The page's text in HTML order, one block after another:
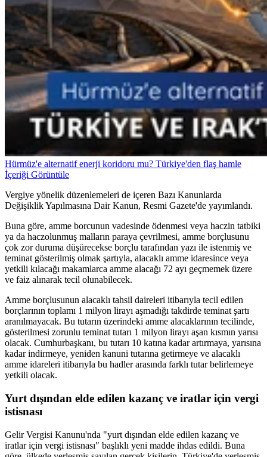
Hürmüz'e alternatif enerji koridoru mu? Türkiye'den flaş hamle
İçeriği Görüntüle
Vergiye yönelik düzenlemeleri de içeren Bazı Kanunlarda
Değişiklik Yapılmasına Dair Kanun, Resmi Gazete'de yayımlandı.
Buna göre, amme borcunun vadesinde ödenmesi veya haczin tatbiki
ya da haczolunmuş malların paraya çevrilmesi, amme borçlusunu
çok zor duruma düşürecekse borçlu tarafından yazı ile istenmiş ve
teminat gösterilmiş olmak şartıyla, alacaklı amme idaresince veya
yetkili kılacağı makamlarca amme alacağı 72 ayı geçmemek üzere
ve faiz alınarak tecil olunabilecek.
Amme borçlusunun alacaklı tahsil daireleri itibarıyla tecil edilen
borçlarının toplamı 1 milyon lirayı aşmadığı takdirde teminat şartı
aranılmayacak. Bu tutarın üzerindeki amme alacaklarının tecilinde,
gösterilmesi zorunlu teminat tutarı 1 milyon lirayı aşan kısmın yarısı
olacak. Cumhurbaşkanı, bu tutarı 10 katına kadar artırmaya, yarısına
kadar indirmeye, yeniden kanuni tutarına getirmeye ve alacaklı
amme idareleri itibarıyla bu hadler arasında farklı tutar belirlemeye
yetkili olacak.
Yurt dışından elde edilen kazanç ve iratlar için vergi
istisnası
Gelir Vergisi Kanunu'nda "yurt dışından elde edilen kazanç ve
iratlar için vergi istisnası" başlıklı yeni madde ihdas edildi. Buna